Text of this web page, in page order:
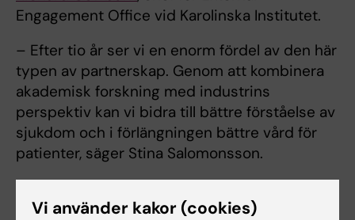
Engagement Office vid Karolinska Institutet.
– Efter tio år ser vi en enorm fördel av den här
typen av partnerskap. Genom att kombinera
akademisk forskning med industrins
perspektiv kan vi bidra till bättre förståelse av
sjukdom och i förlängningen bättre vård för
patienter, säger Stina Salomonsson.
Vi använder kakor (cookies)